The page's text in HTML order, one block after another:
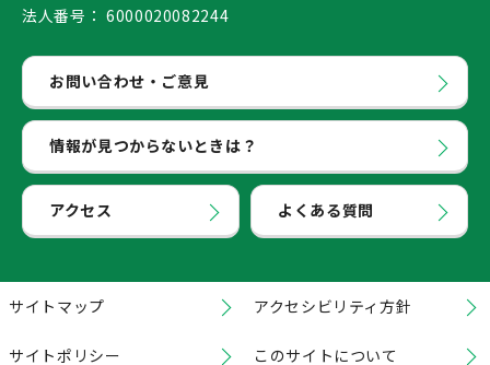
法人番号： 6000020082244
お問い合わせ・ご意見
情報が見つからないときは？
アクセス よくある質問
サイトマップ アクセシビリティ方針
サイトポリシー このサイトについて